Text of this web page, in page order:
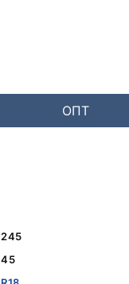
ОПТ
245
45